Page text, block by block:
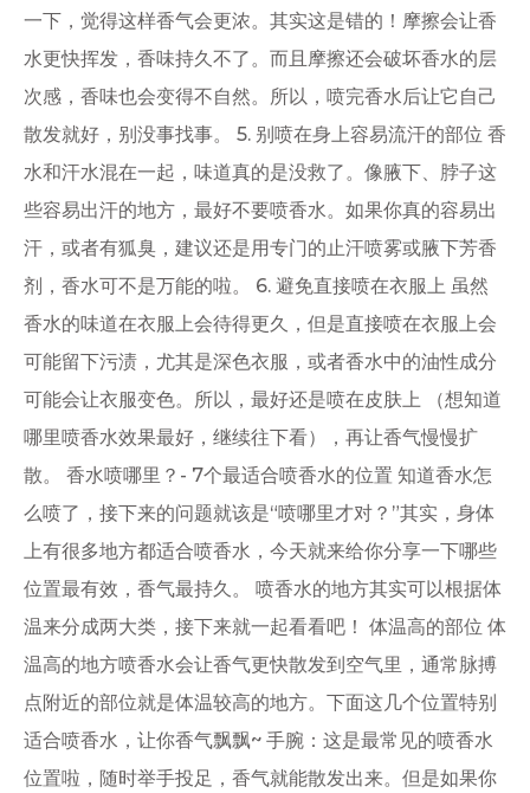
一下，觉得这样香气会更浓。其实这是错的！摩擦会让香
水更快挥发，香味持久不了。而且摩擦还会破坏香水的层
次感，香味也会变得不自然。所以，喷完香水后让它自己
散发就好，别没事找事。 5. 别喷在身上容易流汗的部位 香
水和汗水混在一起，味道真的是没救了。像腋下、脖子这
些容易出汗的地方，最好不要喷香水。如果你真的容易出
汗，或者有狐臭，建议还是用专门的止汗喷雾或腋下芳香
剂，香水可不是万能的啦。 6. 避免直接喷在衣服上 虽然
香水的味道在衣服上会待得更久，但是直接喷在衣服上会
可能留下污渍，尤其是深色衣服，或者香水中的油性成分
可能会让衣服变色。所以，最好还是喷在皮肤上 （想知道
哪里喷香水效果最好，继续往下看），再让香气慢慢扩
散。 香水喷哪里？- 7个最适合喷香水的位置 知道香水怎
么喷了，接下来的问题就该是“喷哪里才对？”其实，身体
上有很多地方都适合喷香水，今天就来给你分享一下哪些
位置最有效，香气最持久。 喷香水的地方其实可以根据体
温来分成两大类，接下来就一起看看吧！ 体温高的部位 体
温高的地方喷香水会让香气更快散发到空气里，通常脉搏
点附近的部位就是体温较高的地方。下面这几个位置特别
适合喷香水，让你香气飘飘~ 手腕：这是最常见的喷香水
位置啦，随时举手投足，香气就能散发出来。但是如果你